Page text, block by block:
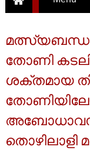
തോണി
ശക്തമായ
തൊഴിലാളി